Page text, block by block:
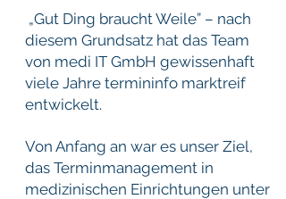
„Gut Ding braucht Weile” – nach
diesem Grundsatz hat das Team
von medi IT GmbH gewissenhaft
viele Jahre termininfo marktreif
entwickelt.
Von Anfang an war es unser Ziel,
das Terminmanagement in
medizinischen Einrichtungen unter